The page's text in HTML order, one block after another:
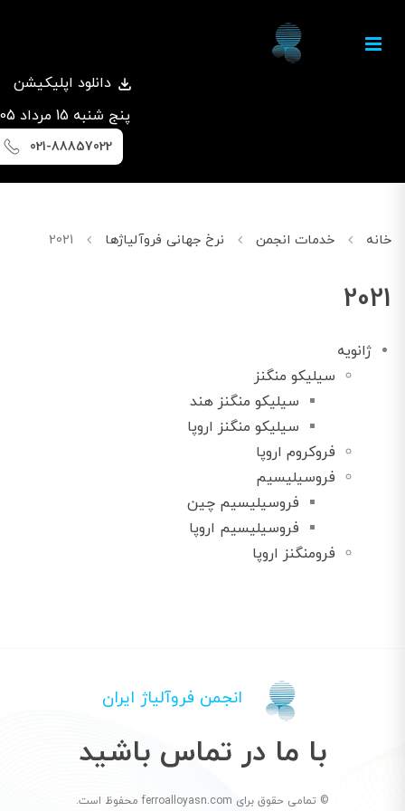
دانلود اپلیکیشن
پنج شنبه 15 مرداد 1405
021-88857022
خانه خدمات انجمن نرخ جهانی فروآلیاژها 2021
2021
ژانویه
سیلیکو منگنز
سیلیکو منگنز هند
سیلیکو منگنز اروپا
فروکروم اروپا
فروسیلیسیم
فروسیلیسیم چین
فروسیلیسیم اروپا
فرومنگنز اروپا
انجمن فروآلیاژ ایران
با ما در تماس باشید
© تمامی حقوق برای ferroalloyasn.com محفوظ است.